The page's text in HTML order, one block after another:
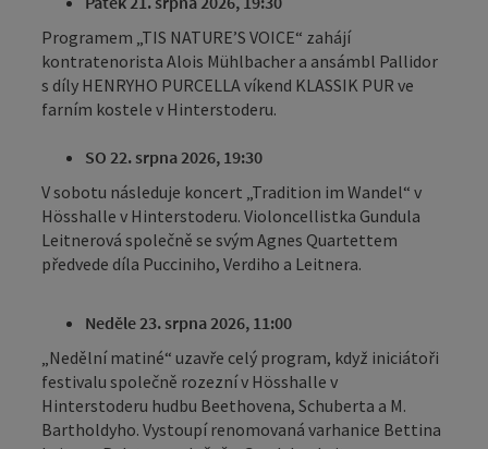
Programem „TIS NATURE’S VOICE“ zahájí
kontratenorista Alois Mühlbacher a ansámbl Pallidor
s díly HENRYHO PURCELLA víkend KLASSIK PUR ve
farním kostele v Hinterstoderu.
SO 22. srpna 2026, 19:30
V sobotu následuje koncert „Tradition im Wandel“ v
Hösshalle v Hinterstoderu. Violoncellistka Gundula
Leitnerová společně se svým Agnes Quartettem
předvede díla Pucciniho, Verdiho a Leitnera.
Neděle 23. srpna 2026, 11:00
„Nedělní matiné“ uzavře celý program, když iniciátoři
festivalu společně rozezní v Hösshalle v
Hinterstoderu hudbu Beethovena, Schuberta a M.
Bartholdyho. Vystoupí renomovaná varhanice Bettina